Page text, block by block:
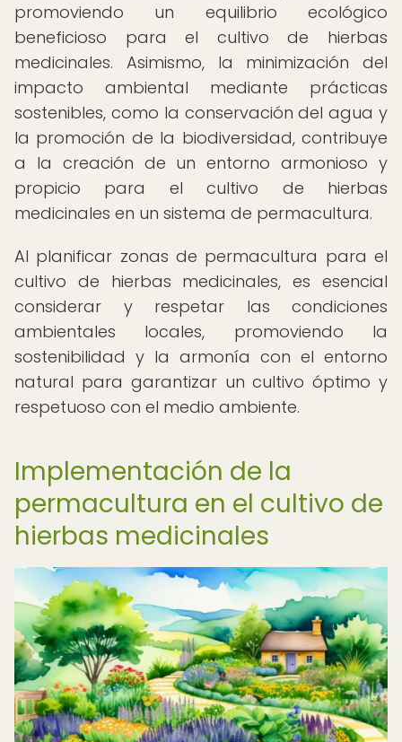
promoviendo un equilibrio ecológico
beneficioso para el cultivo de hierbas
medicinales. Asimismo, la minimización del
impacto ambiental mediante prácticas
sostenibles, como la conservación del agua y
la promoción de la biodiversidad, contribuye
a la creación de un entorno armonioso y
propicio para el cultivo de hierbas
medicinales en un sistema de permacultura.
Al planificar zonas de permacultura para el
cultivo de hierbas medicinales, es esencial
considerar y respetar las condiciones
ambientales locales, promoviendo la
sostenibilidad y la armonía con el entorno
natural para garantizar un cultivo óptimo y
respetuoso con el medio ambiente.
Implementación de la
permacultura en el cultivo de
hierbas medicinales